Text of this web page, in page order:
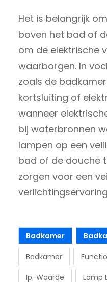
Het is belangrijk
boven het bad of
om de elektrische
waarborgen. In
zoals de
kortsluiting of
wanneer
bij waterbronnen
lampen op een
bad of de douche
zorgen voor een
Badkamer
Badkamer
Ip-Waarde Lamp